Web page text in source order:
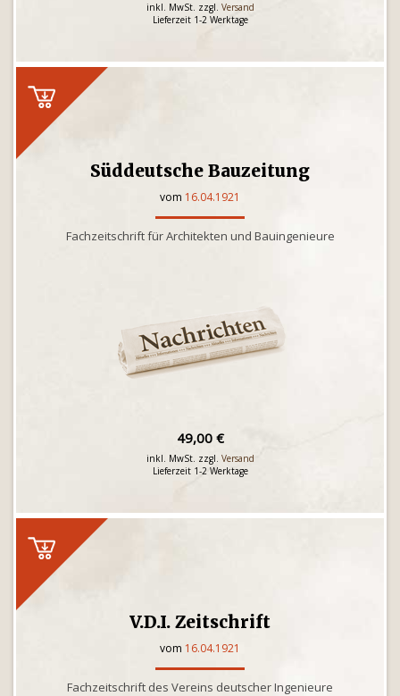
inkl. MwSt. zzgl. Versand
Lieferzeit 1-2 Werktage
Süddeutsche Bauzeitung
vom 16.04.1921
Fachzeitschrift für Architekten und Bauingenieure
49,00 €
inkl. MwSt. zzgl. Versand
Lieferzeit 1-2 Werktage
V.D.I. Zeitschrift
vom 16.04.1921
Fachzeitschrift des Vereins deutscher Ingenieure